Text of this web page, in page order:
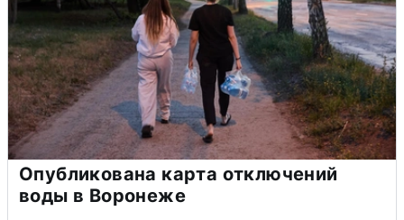
Опубликована карта отключений
воды в Воронеже